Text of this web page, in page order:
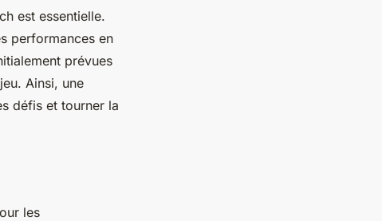
est essentielle.
performances en
prévues
Ainsi, une
défis et tourner la
les